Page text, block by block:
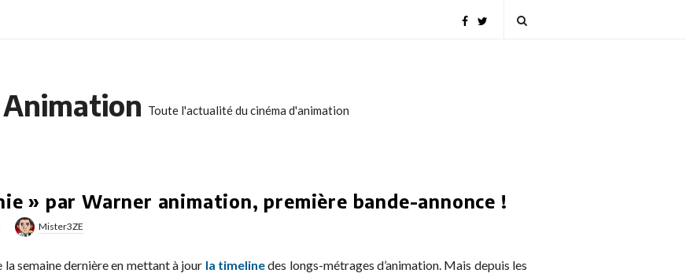
Toute l'actualité du cinéma d'animation
» par Warner animation, première bande-annonce !
Mister3ZE
la semaine dernière en mettant à jour la timelinedes longs-métrages d’animation. Mais depuis les